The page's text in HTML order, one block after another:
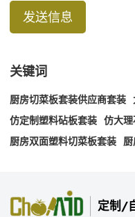
发送信息
关键词
厨房切菜板套装供应商套装
仿定制塑料砧板套装 仿大
厨房双面塑料切菜板套装
定制/